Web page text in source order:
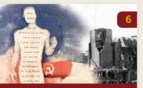
6